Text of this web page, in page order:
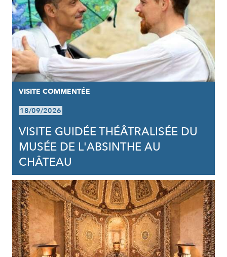
VISITE COMMENTÉE
18/09/2026
VISITE GUIDÉE THÉÂTRALISÉE DU
MUSÉE DE L'ABSINTHE AU
CHÂTEAU